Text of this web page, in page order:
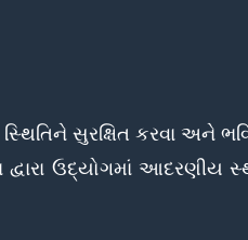
સુરક્ષિત કરવા અને
ઉદ્યોગમાં આદરણીય